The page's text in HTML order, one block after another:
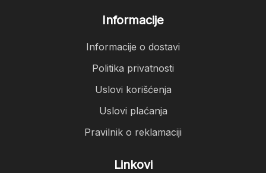
Informacije
Informacije o dostavi
Politika privatnosti
Uslovi korišćenja
Uslovi plaćanja
Pravilnik o reklamaciji
Linkovi